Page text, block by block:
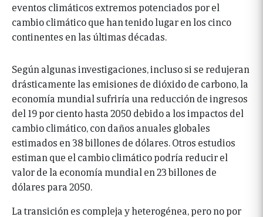
eventos climáticos extremos potenciados por el
cambio climático que han tenido lugar en los cinco
continentes en las últimas décadas.
Según algunas investigaciones, incluso si se redujeran
drásticamente las emisiones de dióxido de carbono, la
economía mundial sufriría una reducción de ingresos
del 19 por ciento hasta 2050 debido a los impactos del
cambio climático, con daños anuales globales
estimados en 38 billones de dólares. Otros estudios
estiman que el cambio climático podría reducir el
valor de la economía mundial en 23 billones de
dólares para 2050.
La transición es compleja y heterogénea, pero no por